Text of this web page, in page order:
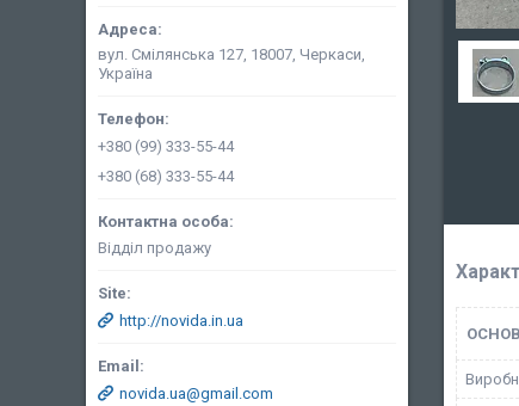
вул. Смілянська 127, 18007, Черкаси,
Україна
+380 (99) 333-55-44
+380 (68) 333-55-44
Відділ продажу
http://novida.in.ua
novida.ua@gmail.com